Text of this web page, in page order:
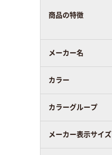
アスクル商品環境
スコア
商品の特徴
メーカー名
カラー
カラーグループ
メーカー表示サイズ